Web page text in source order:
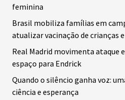
feminina
Brasil mobiliza famílias em
atualizar vacinação de crianças
Real Madrid movimenta ataque
espaço para Endrick
Quando o silêncio ganha voz:
ciência e esperança